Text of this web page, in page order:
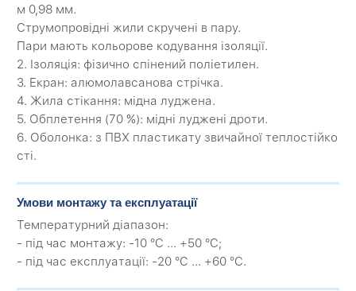
м 0,98 мм.
Струмопровідні жили скручені в пару.
Пари мають кольорове кодування ізоляції.
2. Ізоляція: фізично спінений поліетилен.
3. Екран: алюмолавсанова стрічка.
4. Жила стікання: мідна луджена.
5. Обплетення (70 %): мідні луджені дроти.
6. Оболонка: з ПВХ пластикату звичайної теплостійко
сті.
Умови монтажу та експлуатації
Температурний діапазон:
- під час монтажу: -10 °C ... +50 °C;
- під час експлуатації: -20 °C ... +60 °C.